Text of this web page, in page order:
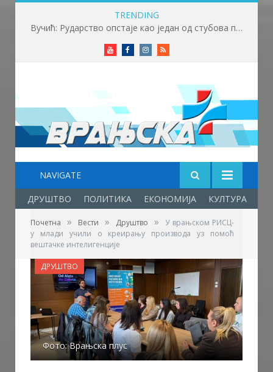
TRENDING
Вучић: Рударство опстаје као један од стубова привреде и енергетске стабилности Србије
YoutubeFacebookInstagram
RSS
NAVIGATE
ДРУШТВО ПОЛИТИКА ЕКОНОМИЈА КУЛТУРА
Почетна » Вести » Друштво »
У врањском РИСЦ-
у млади учили о креирању производа уз помоћ
вештачке интелигенције
Фото: Врањска плус
ДРУШТВО